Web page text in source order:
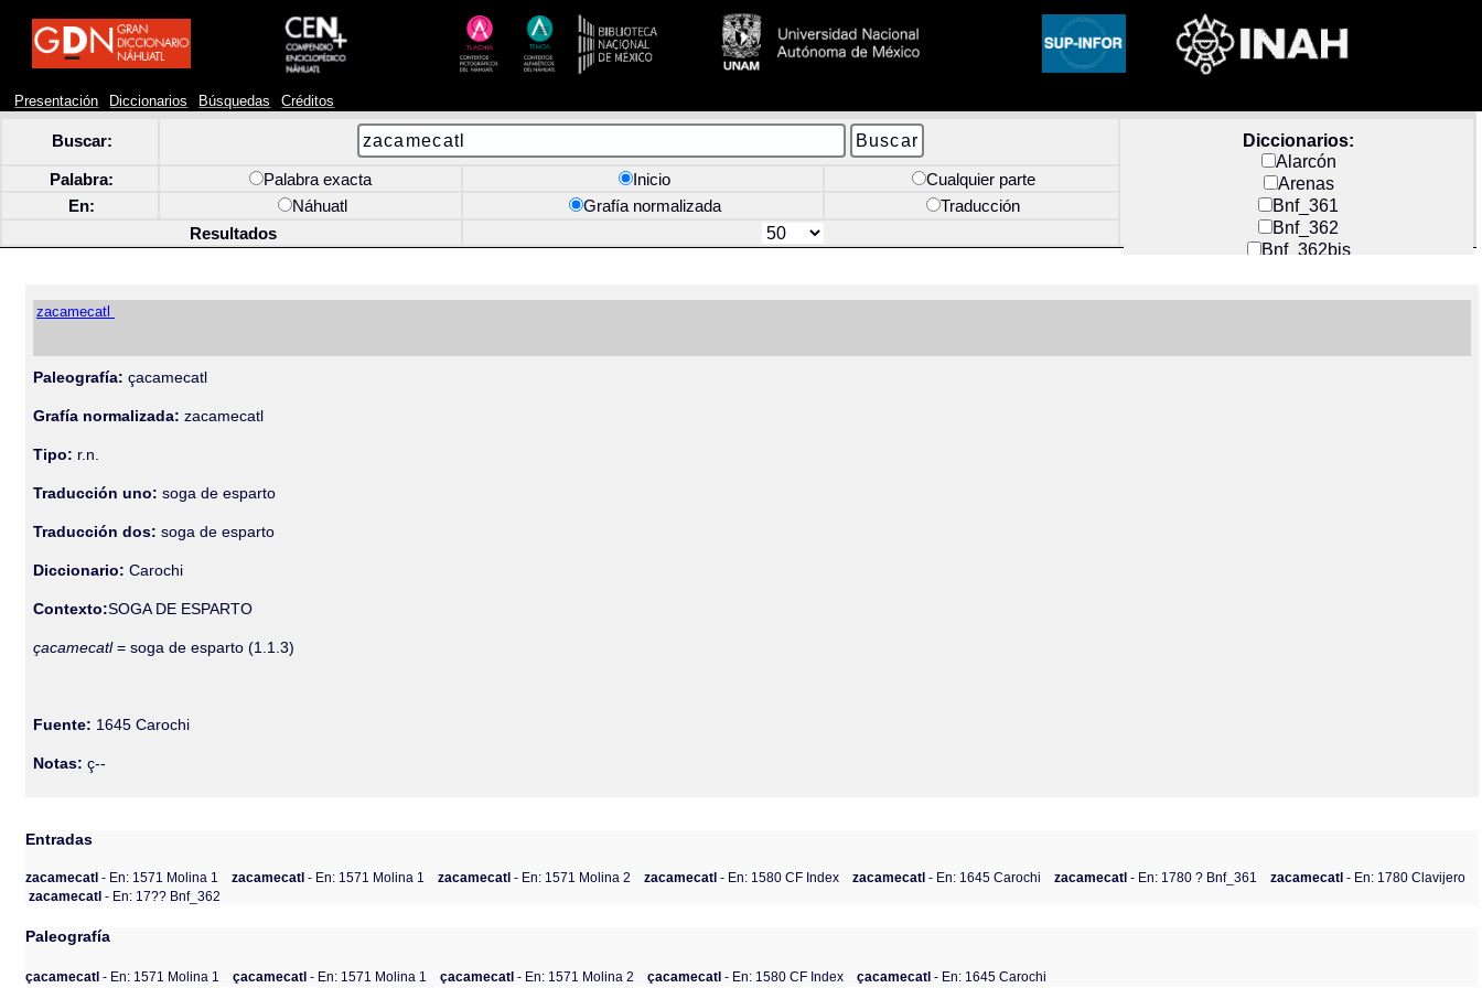
Presentación Diccionarios Búsquedas Créditos
Buscar:
Diccionarios:
Alarcón
Arenas
Bnf_361
Bnf_362
Bnf_362bis
Docs_México
Palabra: Palabra exacta Inicio
Cualquier parte
En:
Náhuatl Grafía normalizada
Traducción
Resultados
zacamecatl
Paleografía: çacamecatl
Grafía normalizada: zacamecatl
Tipo: r.n.
Traducción uno: soga de esparto
Traducción dos: soga de esparto
Diccionario:Carochi
Contexto:SOGA DE ESPARTO
çacamecatl= soga de esparto (1.1.3)
Fuente: 1645 Carochi
Notas: ç--
Entradas
zacamecatl- En: 1571 Molina 1 zacamecatl- En: 1571 Molina 1 zacamecatl- En: 1571 Molina 2 zacamecatl- En: 1580 CF Index zacamecatl- En: 1645 Carochi zacamecatl- En: 1780 ? Bnf_361 zacamecatl- En: 1780 Clavijero
zacamecatl- En: 17?? Bnf_362
Paleografía
çacamecatl - En: 1571 Molina 1 çacamecatl - En: 1571 Molina 1 çacamecatl - En: 1571 Molina 2 çacamecatl - En: 1580 CF Index çacamecatl - En: 1645 Carochi